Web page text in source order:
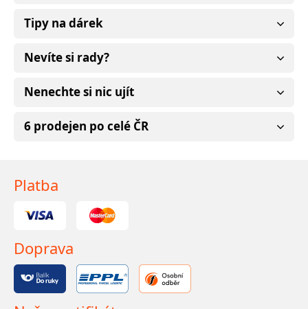
Tipy na dárek
Nevíte si rady?
Nenechte si nic ujít
6 prodejen po celé ČR
Platba
Doprava